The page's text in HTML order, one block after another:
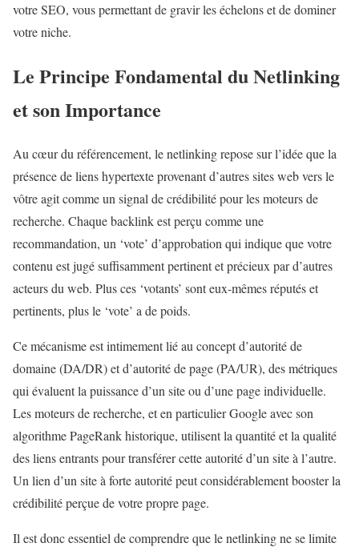
votre SEO, vous permettant de gravir les échelons et de dominer
votre niche.
Le Principe Fondamental du Netlinking
et son Importance
Au cœur du référencement, le netlinking repose sur l’idée que la
présence de liens hypertexte provenant d’autres sites web vers le
vôtre agit comme un signal de crédibilité pour les moteurs de
recherche. Chaque backlink est perçu comme une
recommandation, un ‘vote’ d’approbation qui indique que votre
contenu est jugé suffisamment pertinent et précieux par d’autres
acteurs du web. Plus ces ‘votants’ sont eux-mêmes réputés et
pertinents, plus le ‘vote’ a de poids.
Ce mécanisme est intimement lié au concept d’autorité de
domaine (DA/DR) et d’autorité de page (PA/UR), des métriques
qui évaluent la puissance d’un site ou d’une page individuelle.
Les moteurs de recherche, et en particulier Google avec son
algorithme PageRank historique, utilisent la quantité et la qualité
des liens entrants pour transférer cette autorité d’un site à l’autre.
Un lien d’un site à forte autorité peut considérablement booster la
crédibilité perçue de votre propre page.
Il est donc essentiel de comprendre que le netlinking ne se limite